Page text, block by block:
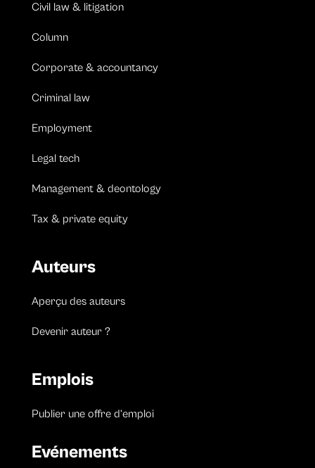
Civil law & litigation
Column
Corporate & accountancy
Criminal law
Employment
Legal tech
Management & deontology
Tax & private equity
Auteurs
Aperçu des auteurs
Devenir auteur ?
Emplois
Publier une offre d’emploi
Evénements